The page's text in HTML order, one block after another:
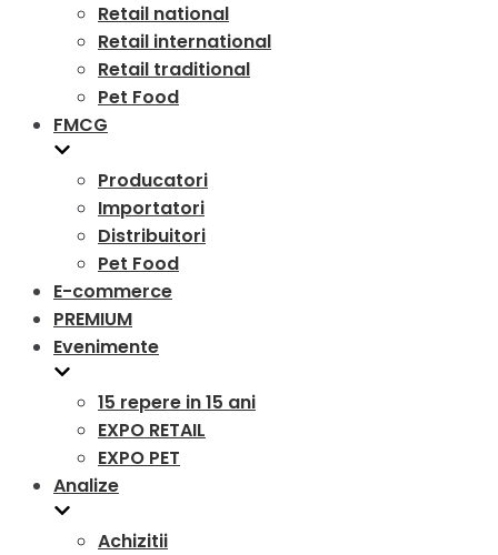
Retail national
Retail international
Retail traditional
Pet Food
FMCG
Producatori
Importatori
Distribuitori
Pet Food
E-commerce
PREMIUM
Evenimente
15 repere in 15 ani
EXPO RETAIL
EXPO PET
Analize
Achizitii